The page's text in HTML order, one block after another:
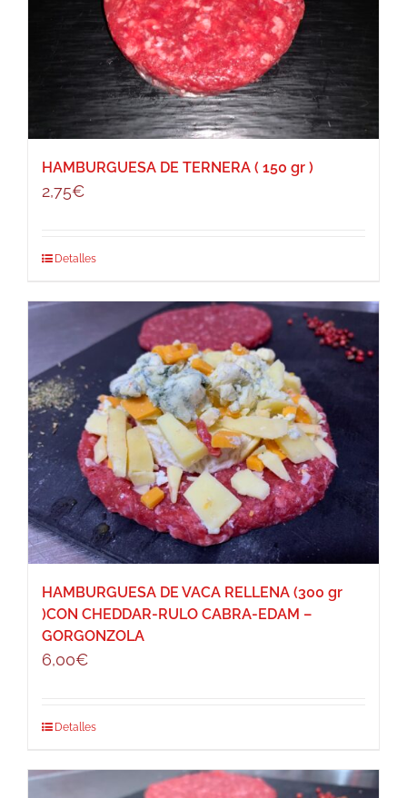
HAMBURGUESA DE TERNERA ( 150 gr )
2,75€
Detalles
HAMBURGUESA DE VACA RELLENA (300 gr
)CON CHEDDAR-RULO CABRA-EDAM –
GORGONZOLA
6,00€
Detalles